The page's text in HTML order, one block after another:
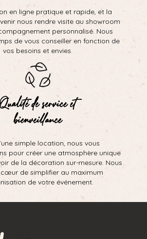
en ligne pratique et rapide, et la
nous rendre visite au showroom
personnalisé. Nous
de vous conseiller en fonction de
vos besoins et envies.
Qualité de service et
bienveillance
simple location, nous vous
pour créer une atmosphère unique
de la décoration sur-mesure. Nous
de simplifier au maximum
de votre événement.